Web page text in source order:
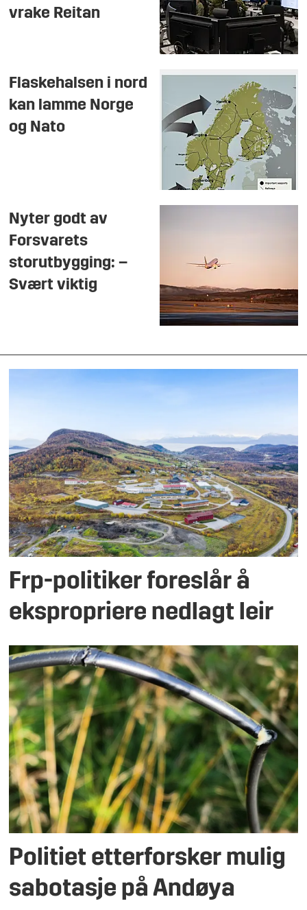
vrake Reitan
Flaskehalsen i nord
kan lamme Norge
og Nato
Nyter godt av
Forsvarets
storutbygging: –
Svært viktig
Frp-politiker foreslår å
ekspropriere nedlagt leir
Politiet etterforsker mulig
sabotasje på Andøya